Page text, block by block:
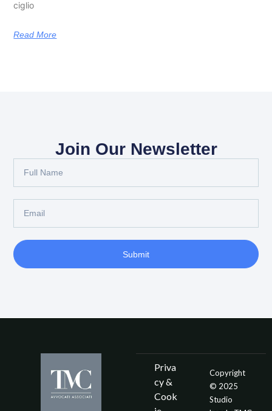
ciglio
Read More
Join Our Newsletter
Submit
Priva
cy &
Cook
Copyright
© 2025
Studio